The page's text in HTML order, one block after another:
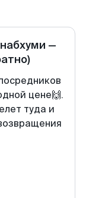
—
цене🙌.
туда и